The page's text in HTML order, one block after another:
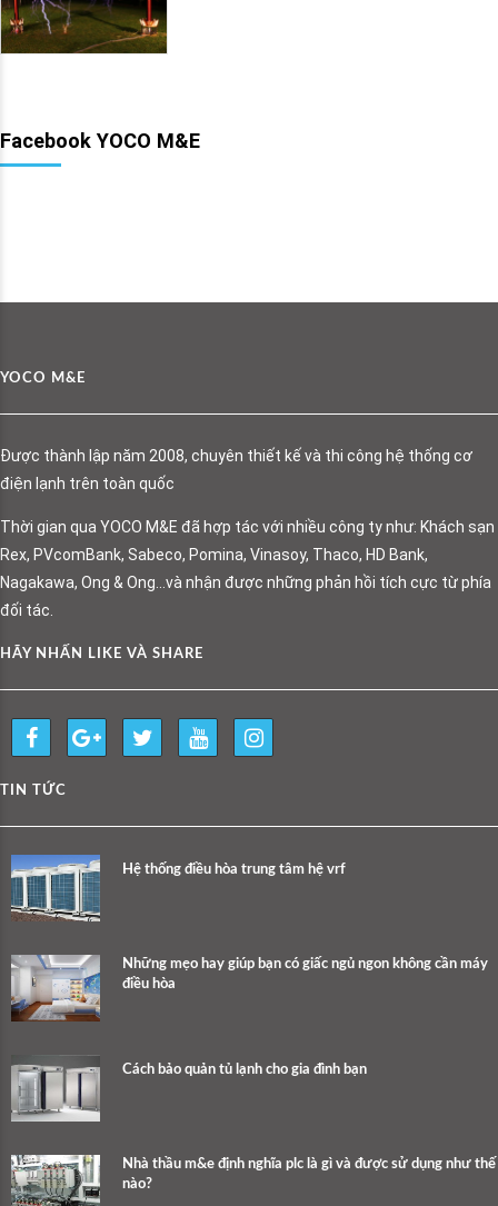
Facebook YOCO M&E
YOCO M&E
Được thành lập năm 2008, chuyên thiết kế và thi công hệ thống cơ
điện lạnh trên toàn quốc
Thời gian qua YOCO M&E đã hợp tác với nhiều công ty như: Khách sạn
Rex, PVcomBank, Sabeco, Pomina, Vinasoy, Thaco, HD Bank,
Nagakawa, Ong & Ong…và nhận được những phản hồi tích cực từ phía
đối tác.
HÃY NHẤN LIKE VÀ SHARE
TIN TỨC
Hệ thống điều hòa trung tâm hệ vrf
Những mẹo hay giúp bạn có giấc ngủ ngon không cần máy
điều hòa
Cách bảo quản tủ lạnh cho gia đình bạn
Nhà thầu m&e định nghĩa plc là gì và được sử dụng như thế
nào?